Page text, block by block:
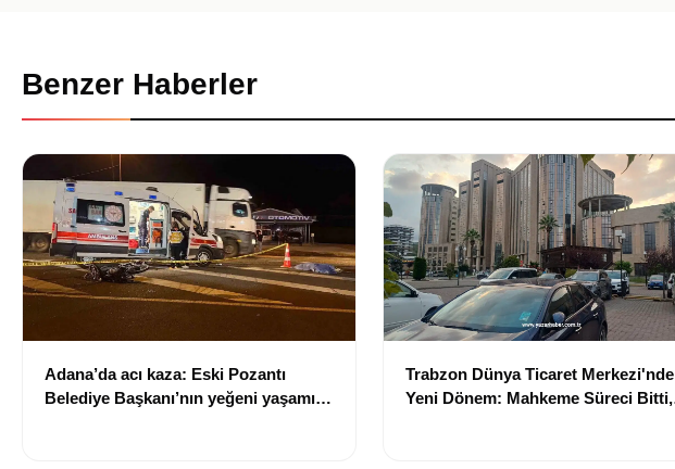
Benzer Haberler
Adana’da acı kaza: Eski Pozantı
Belediye Başkanı’nın yeğeni yaşamını
Trabzon Dünya Ticaret Merkezi'nde
Yeni Dönem: Mahkeme Süreci Bitti,